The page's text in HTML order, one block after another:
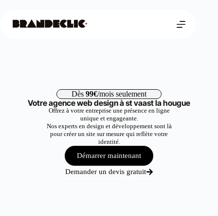
Dès 99€/mois seulement
Votre agence web design à st vaast la hougue
Offrez à votre entreprise une présence en ligne
unique et engageante.
Nos experts en design et développement sont là
pour créer un site sur mesure qui reflète votre
identité.
Démarrer maintenant
Demander un devis gratuit